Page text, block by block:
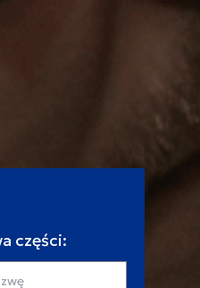
części: